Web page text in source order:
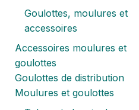
Goulottes, moulures et
accessoires
Accessoires moulures et
goulottes
Goulottes de distribution
Moulures et goulottes